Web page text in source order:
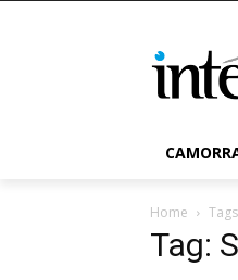
Home Tags
Tag: